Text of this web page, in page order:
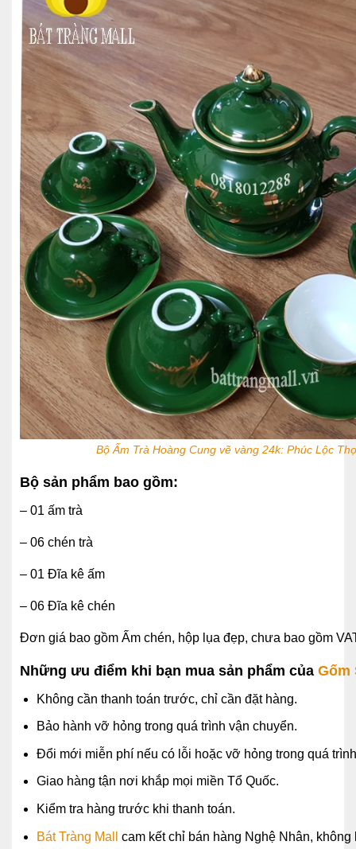
Bộ Ấm Trà Hoàng Cung vẽ vàng 24k: Phúc Lộc
Bộ sản phẩm bao gồm:
– 01 ấm trà
– 06 chén trà
– 01 Đĩa kê ấm
– 06 Đĩa kê chén
Đơn giá bao gồm Ấm chén, hộp lụa đẹp, chưa bao gồm
Những ưu điểm khi bạn mua sản phẩm của Gốm
Không cần thanh toán trước, chỉ cần đặt hàng.
Bảo hành vỡ hỏng trong quá trình vận chuyển.
Đổi mới miễn phí nếu có lỗi hoặc vỡ hỏng trong quá
Giao hàng tận nơi khắp mọi miền Tổ Quốc.
Kiểm tra hàng trước khi thanh toán.
Bát Tràng Mall cam kết chỉ bán hàng Nghệ Nhân, không